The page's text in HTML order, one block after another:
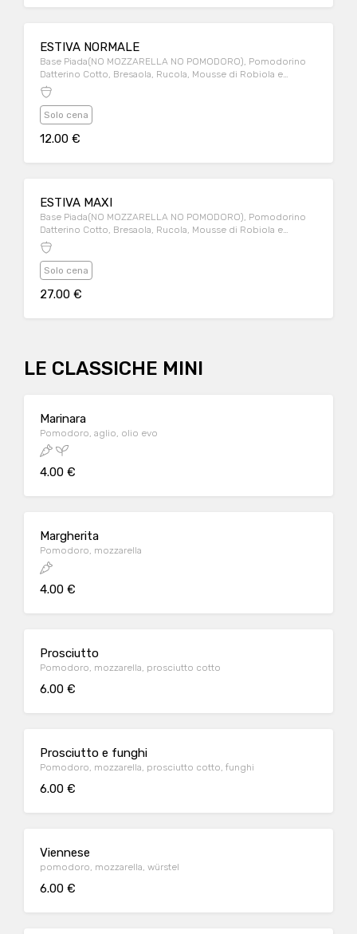
ESTIVA NORMALE
Base Piada(NO MOZZARELLA NO POMODORO), Pomodorino
Datterino Cotto, Bresaola, Rucola, Mousse di Robiola e
Avocado a ciuffi, Zest di Lime, Semi di Sesamo
Solo cena
12.00 €
ESTIVA MAXI
Base Piada(NO MOZZARELLA NO POMODORO), Pomodorino
Datterino Cotto, Bresaola, Rucola, Mousse di Robiola e
Avocado a ciuffi, Zest di Lime, Semi di Sesamo
Solo cena
27.00 €
LE CLASSICHE MINI
Marinara
Pomodoro, aglio, olio evo
4.00 €
Margherita
Pomodoro, mozzarella
4.00 €
Prosciutto
Pomodoro, mozzarella, prosciutto cotto
6.00 €
Prosciutto e funghi
Pomodoro, mozzarella, prosciutto cotto, funghi
6.00 €
Viennese
pomodoro, mozzarella, würstel
6.00 €